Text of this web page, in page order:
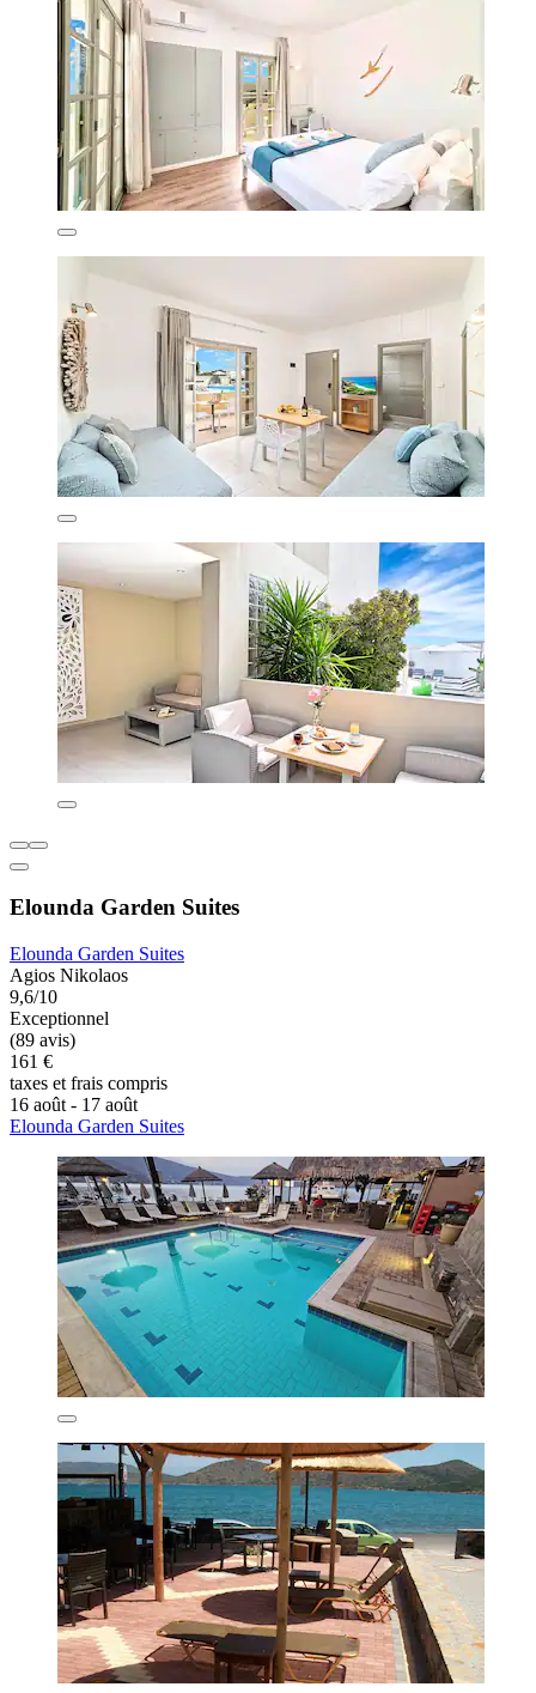
Elounda Garden Suites
Elounda Garden Suites
Agios Nikolaos
9,6/10
Exceptionnel
(89 avis)
161 €
taxes et frais compris
16 août - 17 août
Elounda Garden Suites